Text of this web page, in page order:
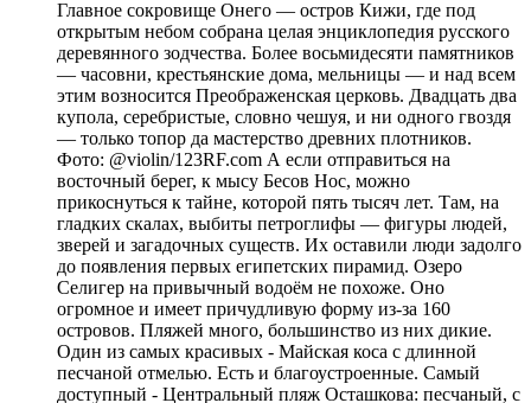
Главное сокровище Онего — остров Кижи, где под
открытым небом собрана целая энциклопедия русского
деревянного зодчества. Более восьмидесяти памятников
— часовни, крестьянские дома, мельницы — и над всем
этим возносится Преображенская церковь. Двадцать два
купола, серебристые, словно чешуя, и ни одного гвоздя
— только топор да мастерство древних плотников.
Фото: @violin/123RF.com А если отправиться на
восточный берег, к мысу Бесов Нос, можно
прикоснуться к тайне, которой пять тысяч лет. Там, на
гладких скалах, выбиты петроглифы — фигуры людей,
зверей и загадочных существ. Их оставили люди задолго
до появления первых египетских пирамид. Озеро
Селигер на привычный водоём не похоже. Оно
огромное и имеет причудливую форму из-за 160
островов. Пляжей много, большинство из них дикие.
Один из самых красивых - Майская коса с длинной
песчаной отмелью. Есть и благоустроенные. Самый
доступный - Центральный пляж Осташкова: песчаный, с